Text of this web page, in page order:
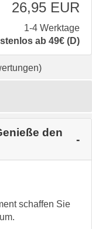
26,95 EUR
1-4 Werktage
ab 49€ (D)
den
schaffen Sie